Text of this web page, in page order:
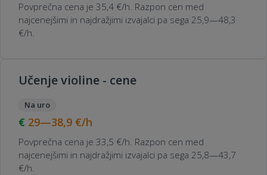
Povprečna cena je 35,4 €/h. Razpon cen med
najcenejšimi in najdražjimi izvajalci pa sega 25,9—48,3
€/h.
Učenje violine - cene
Na uro
29—38,9 €/h
Povprečna cena je 33,5 €/h. Razpon cen med
najcenejšimi in najdražjimi izvajalci pa sega 25,8—43,7
€/h.